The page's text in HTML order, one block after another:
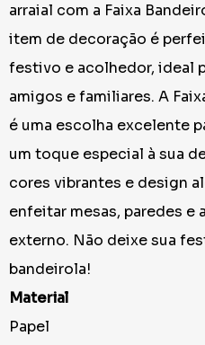
arraial com a Faixa
item de decoração é
festivo e acolhedor, ideal
amigos e familiares. A
é uma escolha excelente
um toque especial à sua
cores vibrantes e design
enfeitar mesas, paredes e
externo. Não deixe sua
bandeirola!
Material
Papel